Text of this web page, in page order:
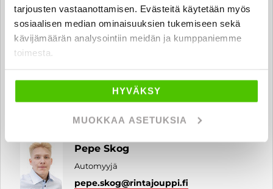
tarjousten vastaanottamisen. Evästeitä käytetään myös
sosiaalisen median ominaisuuksien tukemiseen sekä
kävijämäärän analysointiin meidän ja kumppaniemme
toimesta.
HYVÄKSY
MUOKKAA ASETUKSIA
040 712 0509
Pepe Skog
Automyyjä
pepe.skog@rintajouppi.fi